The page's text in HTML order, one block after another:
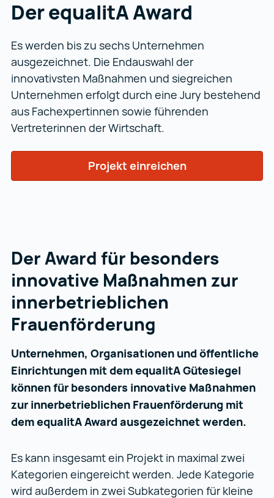
Der equalitA Award
Es werden bis zu sechs Unternehmen
ausgezeichnet. Die Endauswahl der
innovativsten Maßnahmen und siegreichen
Unternehmen erfolgt durch eine Jury bestehend
aus Fachexpertinnen sowie führenden
Vertreterinnen der Wirtschaft.
Projekt einreichen
Der Award für besonders
innovative Maßnahmen zur
innerbetrieblichen
Frauenförderung
Unternehmen, Organisationen und öffentliche
Einrichtungen mit dem equalitA Gütesiegel
können für besonders innovative Maßnahmen
zur innerbetrieblichen Frauenförderung mit
dem equalitA Award ausgezeichnet werden.
Es kann insgesamt ein Projekt in maximal zwei
Kategorien eingereicht werden. Jede Kategorie
wird außerdem in zwei Subkategorien für kleine